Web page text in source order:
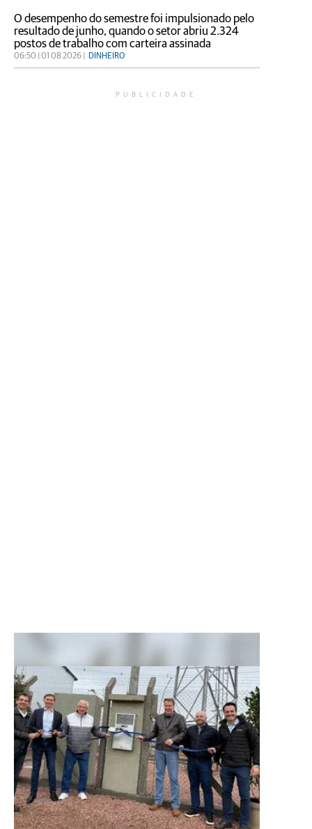
O desempenho do semestre foi impulsionado pelo
resultado de junho, quando o setor abriu 2.324
postos de trabalho com carteira assinada
06:50 | 01 08 2026 | DINHEIRO
PUBLICIDADE